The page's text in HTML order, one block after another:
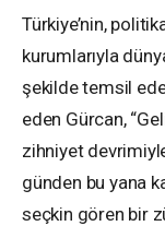
Türkiye’nin,
kurumlarıyla
şekilde temsil
eden Gürcan,
zihniyet
günden bu yana
seçkin gören bir